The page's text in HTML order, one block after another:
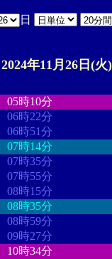
日
2024年11月26日(火)
05時10分
06時22分
06時51分
07時14分
07時35分
07時55分
08時15分
08時35分
08時59分
09時27分
10時34分